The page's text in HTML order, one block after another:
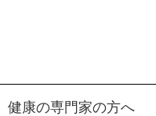
健康の専門家の方へ